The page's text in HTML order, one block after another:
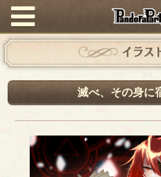
イラス
滅べ、その身に